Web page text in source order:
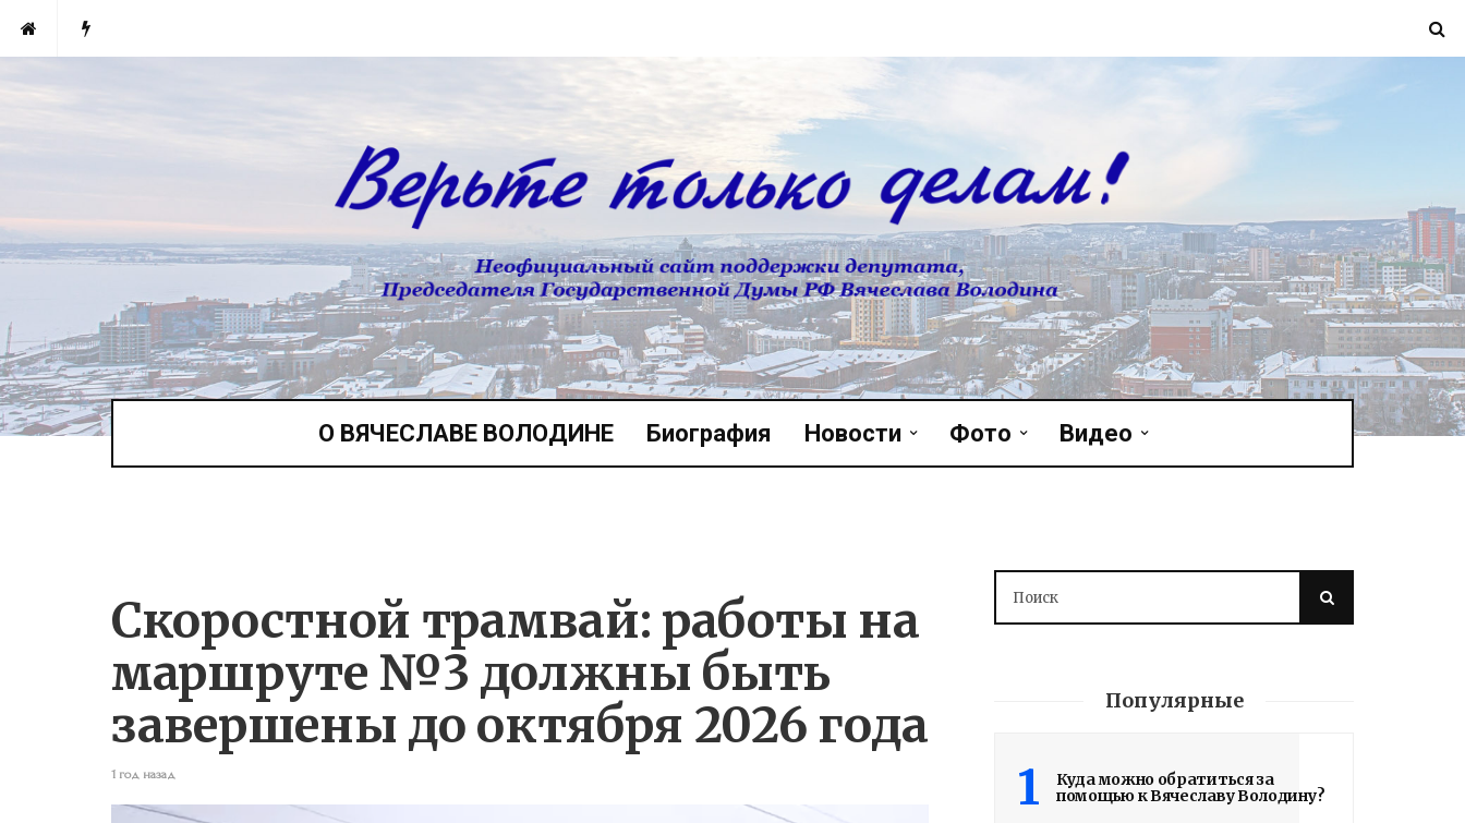
О ВЯЧЕСЛАВЕ ВОЛОДИНЕ Биография Новости Фото Видео
Скоростной трамвай: работы на
маршруте №3 должны быть
завершены до октября 2026 года
1 год назад
Популярные
1
Куда можно обратиться за
помощью к Вячеславу Володину?